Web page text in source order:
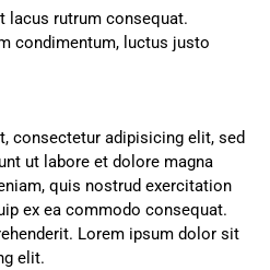
lacus rutrum consequat.
condimentum, luctus justo
consectetur adipisicing elit, sed
ut labore et dolore magna
quis nostrud exercitation
ex ea commodo consequat.
Lorem ipsum dolor sit
elit.